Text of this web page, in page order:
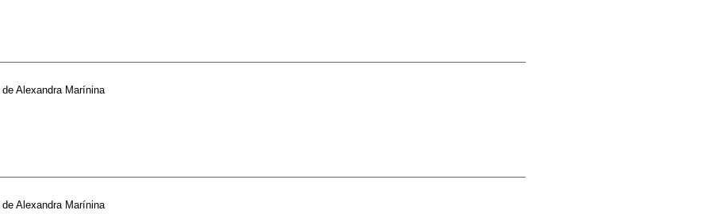
de Alexandra Marínina
de Alexandra Marínina